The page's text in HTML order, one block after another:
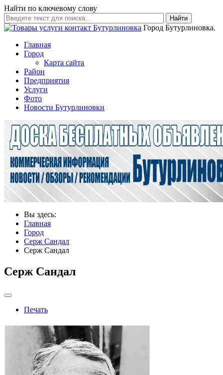
Найти по ключевому слову
Найти
Город Бутурлиновка.
Главная
Город
Карта сайта
Район
Предприятия
Услуги
Фото
Новости Бутурлиновки
Вы здесь:
Главная
Город
Серж Сандал
Серж Сандал
Серж Сандал
Печать